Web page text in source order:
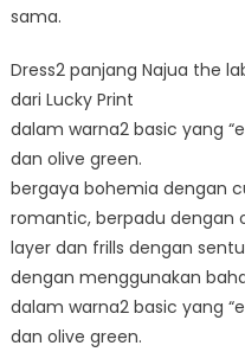
sama.
Dress2 panjang Najua the
dari Lucky Print
dalam warna2 basic yang
dan olive green.
bergaya bohemia dengan
romantic, berpadu dengan
layer dan frills dengan
dengan menggunakan
dalam warna2 basic yang
dan olive green.